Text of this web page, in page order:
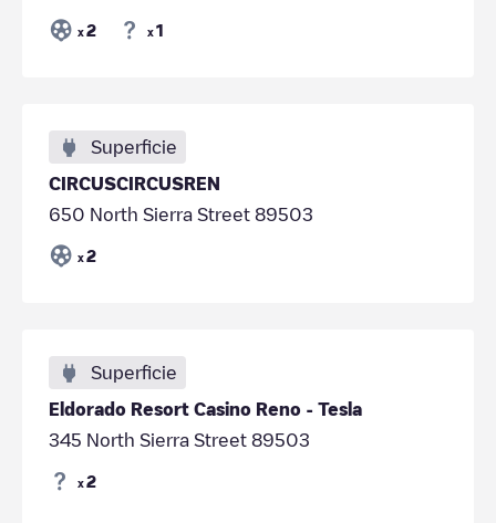
x 2 x 1
Superficie
CIRCUSCIRCUSREN
650 North Sierra Street 89503
x 2
Superficie
Eldorado Resort Casino Reno - Tesla
345 North Sierra Street 89503
x 2